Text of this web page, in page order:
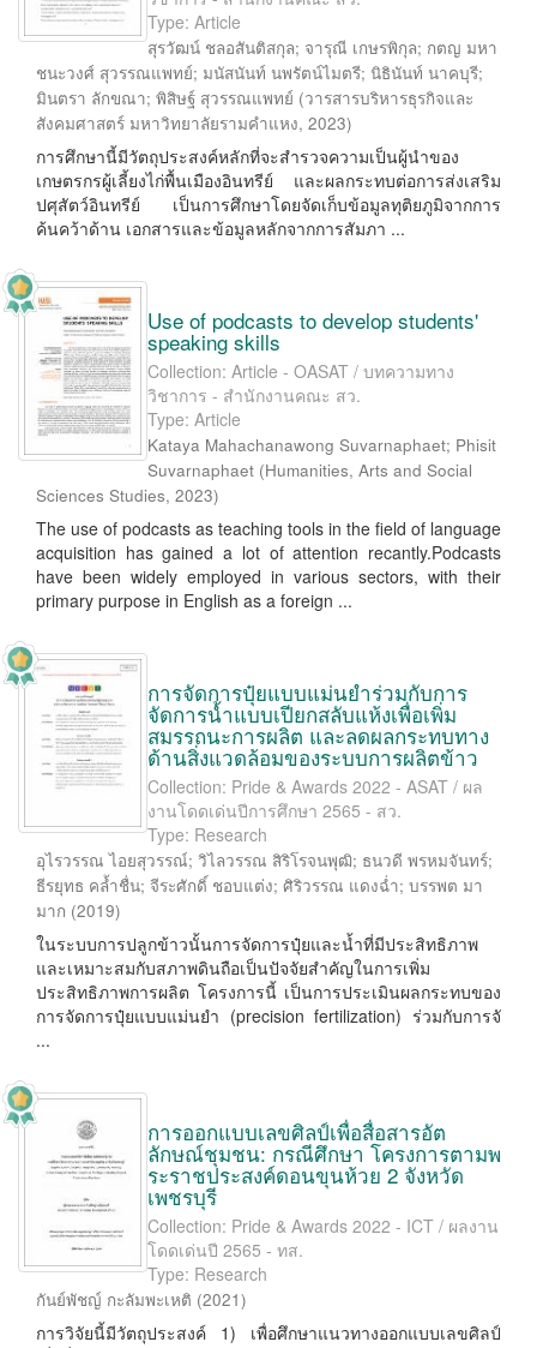
Type: Article
สุรวัฒน์ ชลอสันติสกุล; จารุณี เกษรพิกุล; กตญ มหา
ชนะวงศ์ สุวรรณแพทย์; มนัสนันท์ นพรัตน์ไมตรี; นิธินันท์ นาคบุรี;
มินตรา ลักขณา; พิสิษฐ์ สุวรรณแพทย์ (วารสารบริหารธุรกิจและ
สังคมศาสตร์ มหาวิทยาลัยรามคำแหง, 2023)
การศึกษานี้มีวัตถุประสงค์หลักที่จะสำรวจความเป็นผู้นำของ
เกษตรกรผู้เลี้ยงไก่พื้นเมืองอินทรีย์ และผลกระทบต่อการส่งเสริม
ปศุสัตว์อินทรีย์ เป็นการศึกษาโดยจัดเก็บข้อมูลทุติยภูมิจากการ
ค้นคว้าด้าน เอกสารและข้อมูลหลักจากการสัมภา ...
Use of podcasts to develop students'
speaking skills
Collection: Article - OASAT / บทความทาง
วิชาการ - สำนักงานคณะ สว.
Type: Article
Kataya Mahachanawong Suvarnaphaet; Phisit
Suvarnaphaet (Humanities, Arts and Social
Sciences Studies, 2023)
The use of podcasts as teaching tools in the field of language
acquisition has gained a lot of attention recantly.Podcasts
have been widely employed in various sectors, with their
primary purpose in English as a foreign ...
การจัดการปุ๋ยแบบแม่นยำร่วมกับการ
จัดการน้ำแบบเปียกสลับแห้งเพื่อเพิ่ม
สมรรถนะการผลิต และลดผลกระทบทาง
ด้านสิ่งแวดล้อมของระบบการผลิตข้าว
Collection: Pride & Awards 2022 - ASAT / ผล
งานโดดเด่นปีการศึกษา 2565 - สว.
Type: Research
อุไรวรรณ ไอยสุวรรณ์; วิไลวรรณ สิริโรจนพุฒิ; ธนวดี พรหมจันทร์;
ธีรยุทธ คล้ำชื่น; จีระศักดิ์ ชอบแต่ง; ศิริวรรณ แดงฉ่ำ; บรรพต มา
มาก (2019)
ในระบบการปลูกข้าวนั้นการจัดการปุ๋ยและน้ำที่มีประสิทธิภาพ
และเหมาะสมกับสภาพดินถือเป็นปัจจัยสำคัญในการเพิ่ม
ประสิทธิภาพการผลิต โครงการนี้ เป็นการประเมินผลกระทบของ
การจัดการปุ๋ยแบบแม่นยำ (precision fertilization) ร่วมกับการจั
...
การออกแบบเลขศิลป์เพื่อสื่อสารอัต
ลักษณ์ชุมชน: กรณีศึกษา โครงการตามพ
ระราชประสงค์ดอนขุนห้วย 2 จังหวัด
เพชรบุรี
Collection: Pride & Awards 2022 - ICT / ผลงาน
โดดเด่นปี 2565 - ทส.
Type: Research
กันย์พัชญ์ กะลัมพะเหติ (2021)
การวิจัยนี้มีวัตถุประสงค์ 1) เพื่อศึกษาแนวทางออกแบบเลขศิลป์